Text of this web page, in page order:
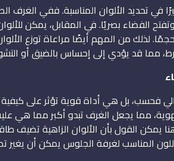
في تحديد الألوان المناسبة. ففي الغرف
الفضاء بصريًا. في المقابل، يمكن
لذلك من المهم أيضًا مراعاة توزع
مما قد يؤدي إلى إحساس بالضيق أو
فحسب، بل هي أداة قوية تؤثر على كيفية
مما يجعل الغرف تبدو أكبر مما هي
القول بأن الألوان الزاهية تضيف
المناسب لغرفة الجلوس يمكن أن يغير